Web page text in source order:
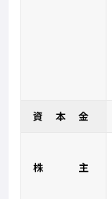
資本金
株主